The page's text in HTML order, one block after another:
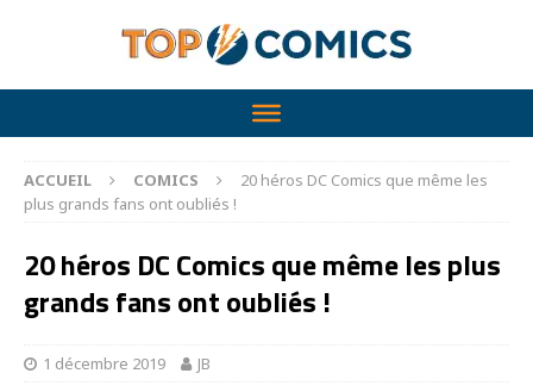
ACCUEIL COMICS
20 héros DC Comics que même les
plus grands fans ont oubliés !
20 héros DC Comics que même les plus
grands fans ont oubliés !
1 décembre 2019 JB